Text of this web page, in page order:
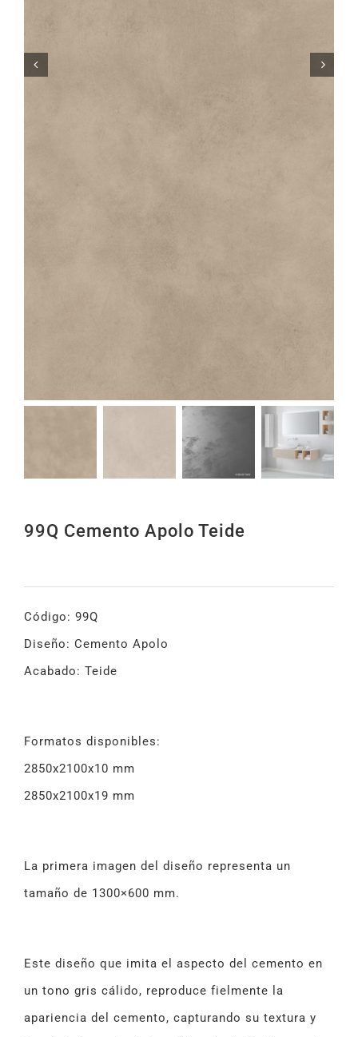
99Q Cemento Apolo Teide
Código: 99Q
Diseño: Cemento Apolo
Acabado: Teide
Formatos disponibles:
2850x2100x10 mm
2850x2100x19 mm
La primera imagen del diseño representa un
tamaño de 1300×600 mm.
Este diseño que imita el aspecto del cemento en
un tono gris cálido, reproduce fielmente la
apariencia del cemento, capturando su textura y